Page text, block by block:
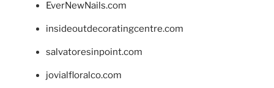
EverNewNails.com
insideoutdecoratingcentre.com
salvatoresinpoint.com
jovialfloralco.com